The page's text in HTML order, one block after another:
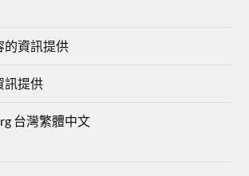
的資訊提供
訊提供
台灣繁體中文